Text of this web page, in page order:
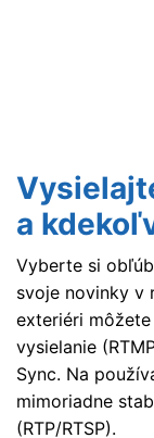
a
Vyberte si
svoje novinky v
exteriéri
vysielanie
Sync. Na
mimoriadne
(RTP/RTSP).